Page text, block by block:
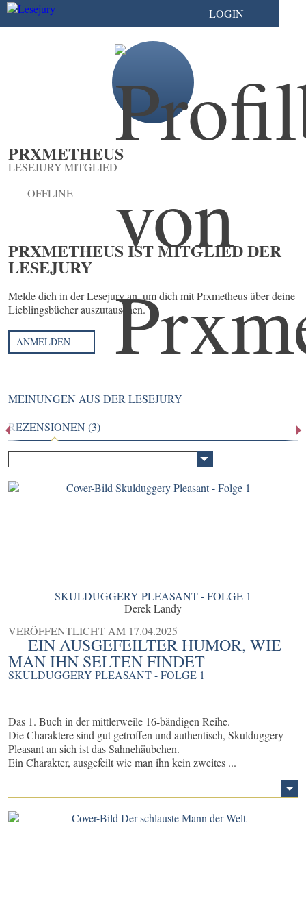
LOGIN
PRXMETHEUS
LESEJURY-MITGLIED
OFFLINE
PRXMETHEUS IST MITGLIED DER
LESEJURY
Melde dich in der Lesejury an, um dich mit Prxmetheus über deine
Lieblingsbücher auszutauschen.
ANMELDEN
MEINUNGEN AUS DER LESEJURY
REZENSIONEN (3)
SKULDUGGERY PLEASANT - FOLGE 1
Derek Landy
VERÖFFENTLICHT AM 17.04.2025
EIN AUSGEFEILTER HUMOR, WIE
MAN IHN SELTEN FINDET
SKULDUGGERY PLEASANT - FOLGE 1
Das 1. Buch in der mittlerweile 16-bändigen Reihe.
Die Charaktere sind gut getroffen und authentisch, Skulduggery
Pleasant an sich ist das Sahnehäubchen.
Ein Charakter, ausgefeilt wie man ihn kein zweites ...